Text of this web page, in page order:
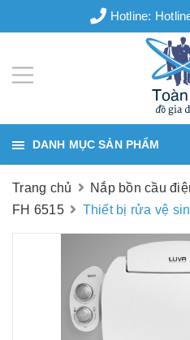
Hotline:
DANH MỤC SẢN PHẨM
Trang chủ
Nắp bồn cầu
FH 6515
Thiết bị rửa vệ